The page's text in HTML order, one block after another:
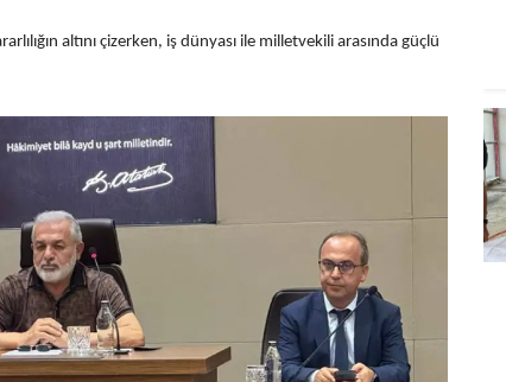
Edirne
Eskişehir
Gaziantep
Giresun
Gümüşhane
altını çizerken, iş dünyası ile milletvekili arasında güçlü